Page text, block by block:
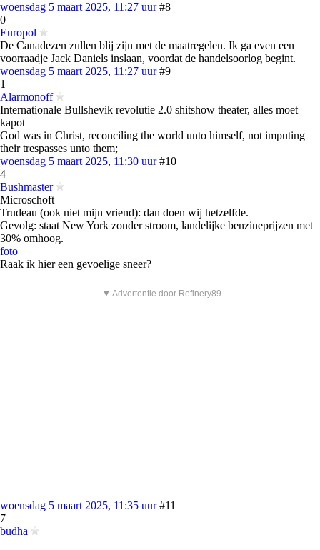
woensdag 5 maart 2025, 11:27 uur #8
0
Europol
De Canadezen zullen blij zijn met de maatregelen. Ik ga even een
voorraadje Jack Daniels inslaan, voordat de handelsoorlog begint.
woensdag 5 maart 2025, 11:27 uur #9
1
Alarmonoff
Internationale Bullshevik revolutie 2.0 shitshow theater, alles moet
kapot
God was in Christ, reconciling the world unto himself, not imputing
their trespasses unto them;
woensdag 5 maart 2025, 11:30 uur #10
4
Bushmaster
Microschoft
Trudeau (ook niet mijn vriend): dan doen wij hetzelfde.
Gevolg: staat New York zonder stroom, landelijke benzineprijzen met
30% omhoog.
foto
Raak ik hier een gevoelige sneer?
▼ Advertentie door Refinery89
woensdag 5 maart 2025, 11:35 uur #11
7
budha